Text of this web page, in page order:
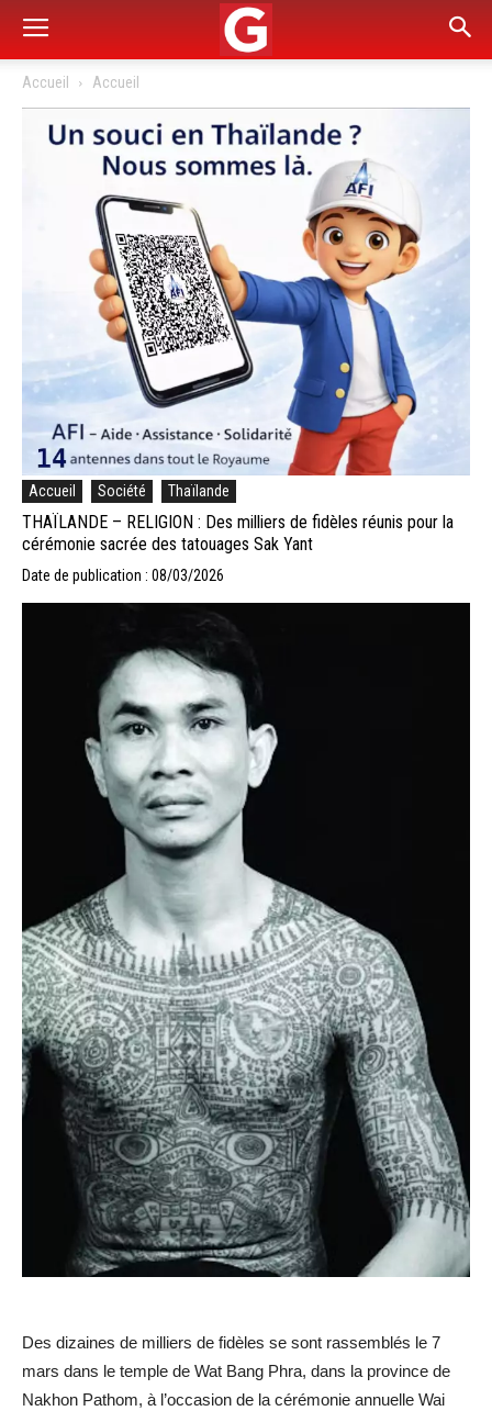
Accueil Accueil
Accueil Société Thaïlande
THAÏLANDE – RELIGION : Des milliers de fidèles réunis pour la
cérémonie sacrée des tatouages Sak Yant
Date de publication : 08/03/2026
Des dizaines de milliers de fidèles se sont rassemblés le 7
mars dans le temple de Wat Bang Phra, dans la province de
Nakhon Pathom, à l’occasion de la cérémonie annuelle Wai